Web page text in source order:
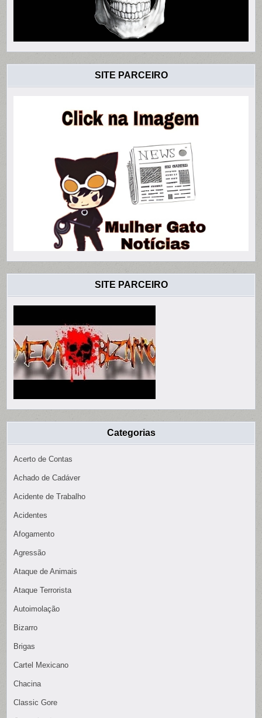
SITE PARCEIRO
SITE PARCEIRO
Categorias
Acerto de Contas
Achado de Cadáver
Acidente de Trabalho
Acidentes
Afogamento
Agressão
Ataque de Animais
Ataque Terrorista
Autoimolação
Bizarro
Brigas
Cartel Mexicano
Chacina
Classic Gore